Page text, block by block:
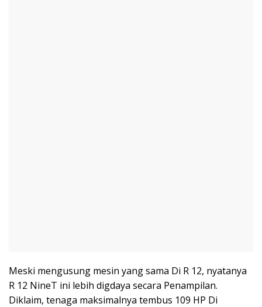
Meski mengusung mesin yang sama Di R 12, nyatanya
R 12 NineT ini lebih digdaya secara Penampilan.
Diklaim, tenaga maksimalnya tembus 109 HP Di